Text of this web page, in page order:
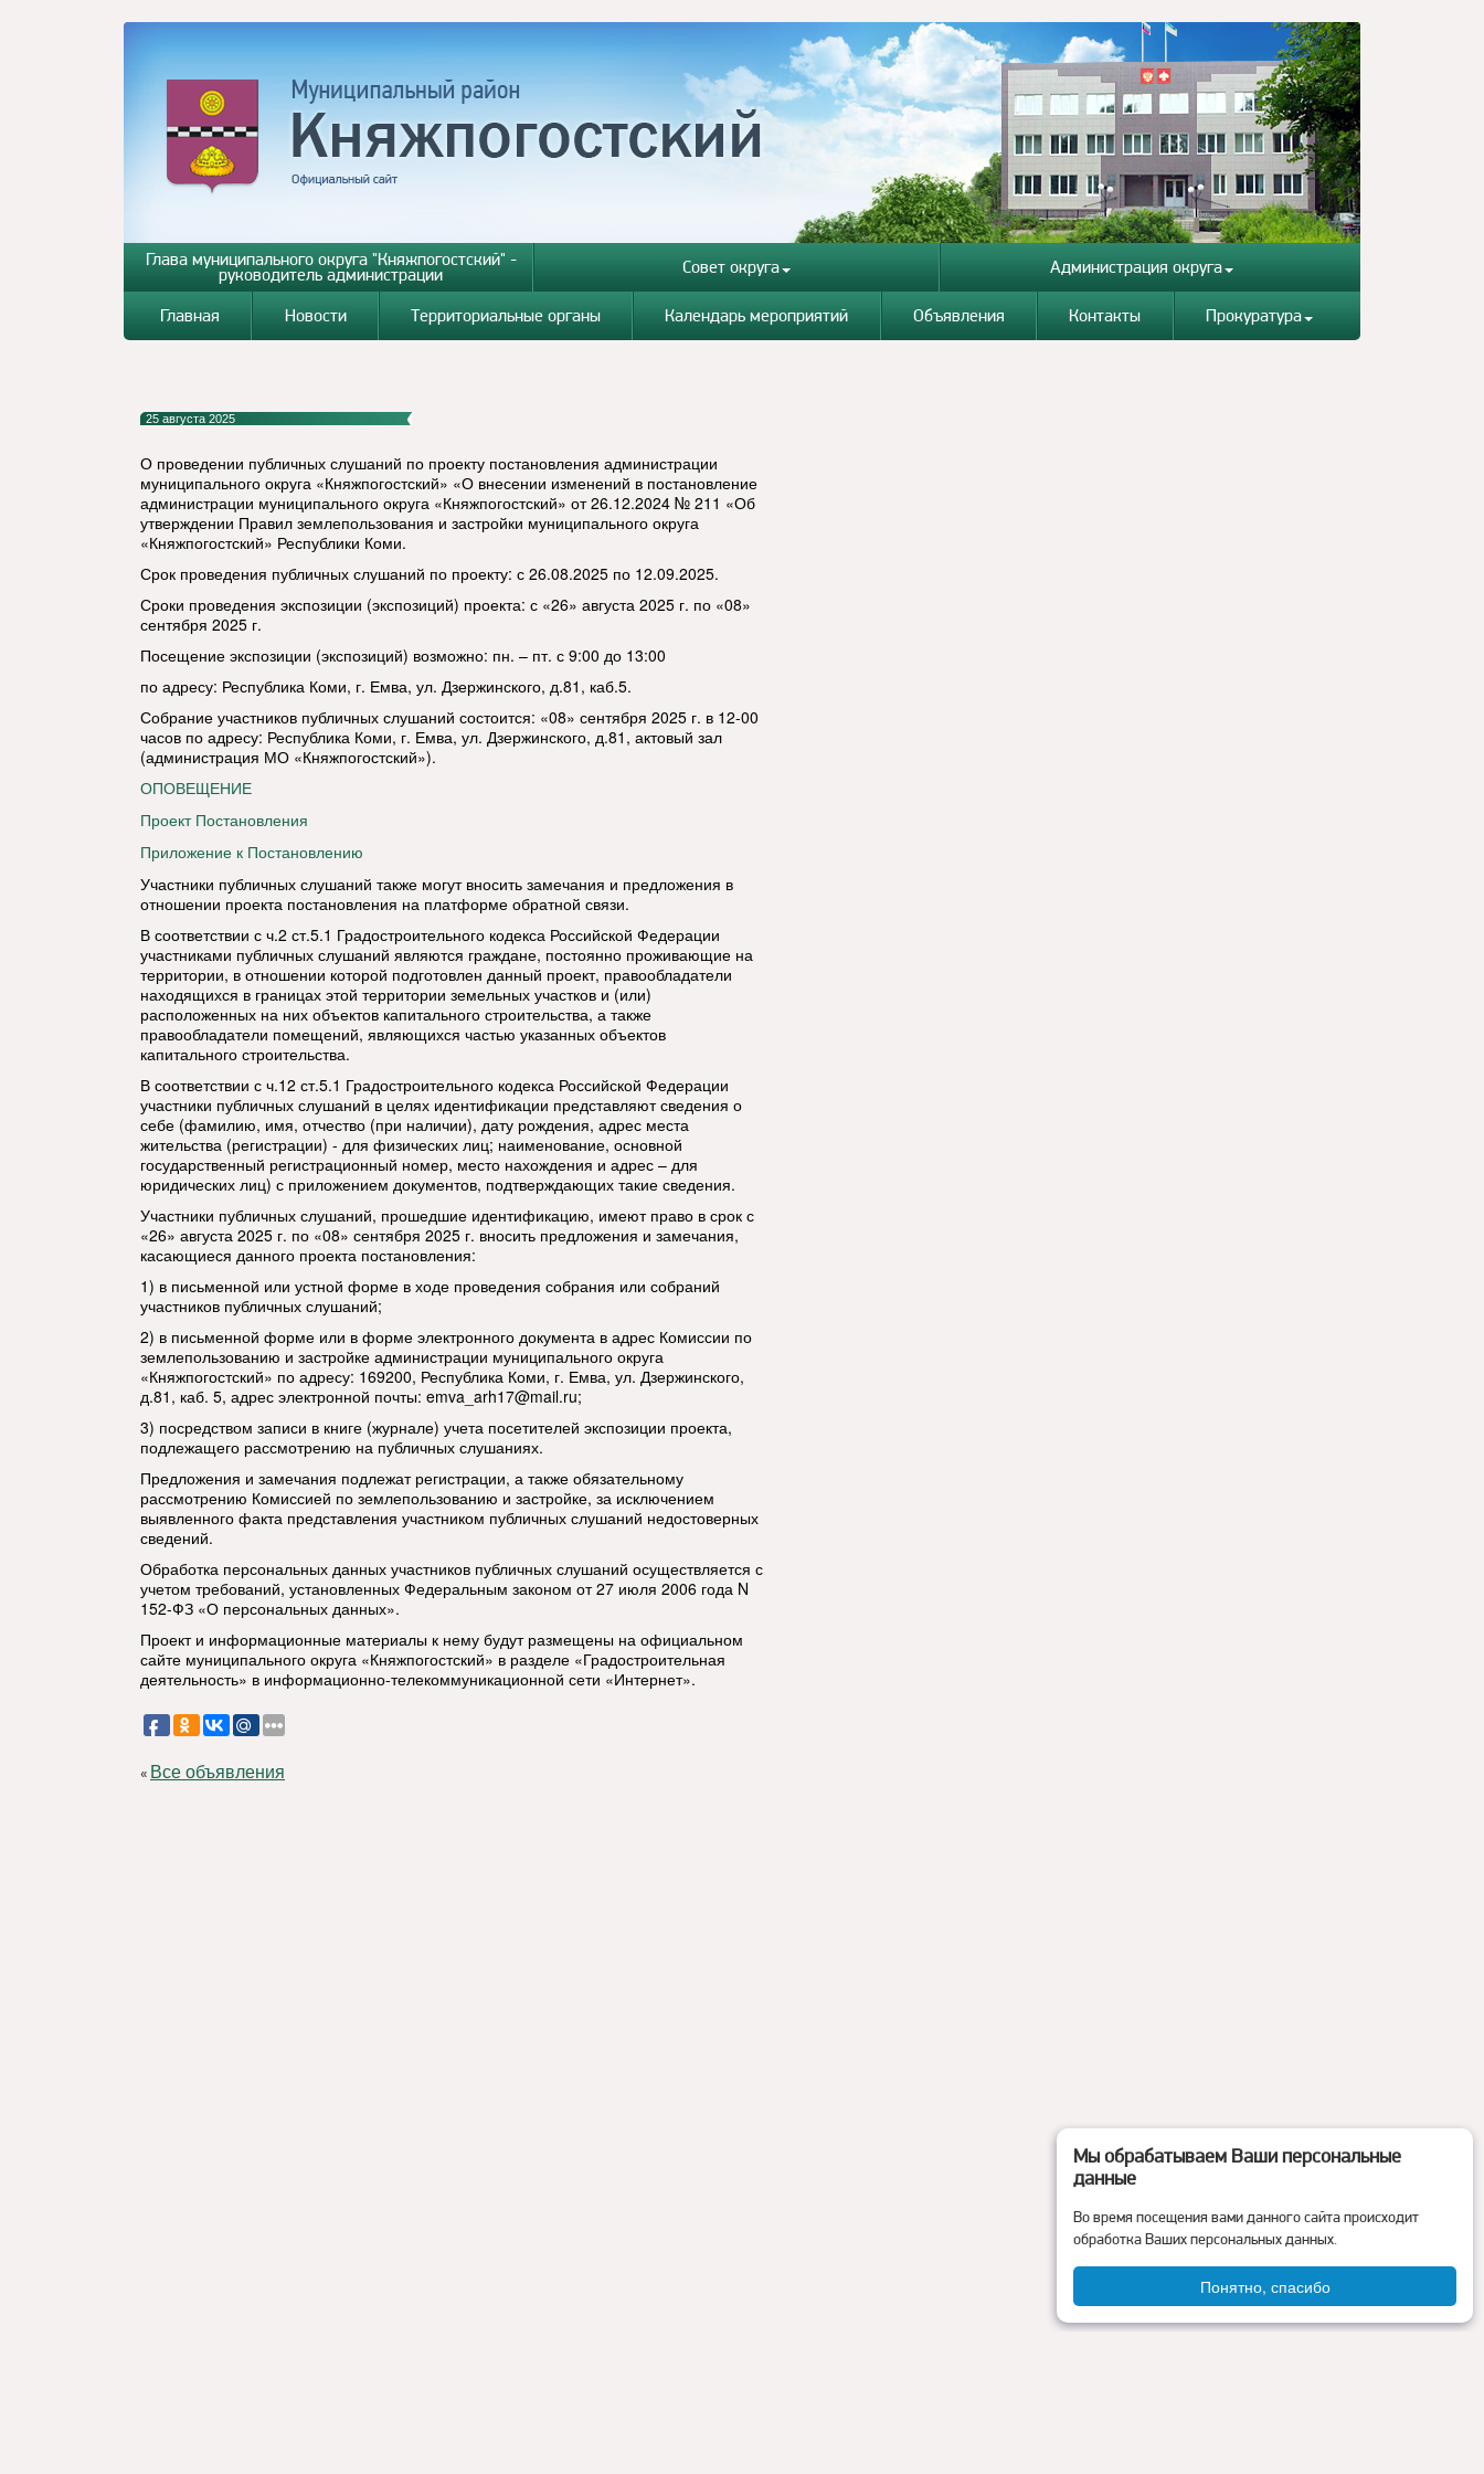
Глава муниципального округа "Княжпогостский" -
руководитель администрации Совет округа Администрация округа
Главная Новости Территориальные органы Календарь мероприятий Объявления Контакты Прокуратура
25 августа 2025
О проведении публичных слушаний по проекту постановления администрации
муниципального округа «Княжпогостский» «О внесении изменений в постановление
администрации муниципального округа «Княжпогостский» от 26.12.2024 № 211 «Об
утверждении Правил землепользования и застройки муниципального округа
«Княжпогостский» Республики Коми.
Срок проведения публичных слушаний по проекту: с 26.08.2025 по 12.09.2025.
Сроки проведения экспозиции (экспозиций) проекта: с «26» августа 2025 г. по «08»
сентября 2025 г.
Посещение экспозиции (экспозиций) возможно: пн. – пт. с 9:00 до 13:00
по адресу: Республика Коми, г. Емва, ул. Дзержинского, д.81, каб.5.
Собрание участников публичных слушаний состоится: «08» сентября 2025 г. в 12-00
часов по адресу: Республика Коми, г. Емва, ул. Дзержинского, д.81, актовый зал
(администрация МО «Княжпогостский»).
ОПОВЕЩЕНИЕ
Проект Постановления
Приложение к Постановлению
Участники публичных слушаний также могут вносить замечания и предложения в
отношении проекта постановления на платформе обратной связи.
В соответствии с ч.2 ст.5.1 Градостроительного кодекса Российской Федерации
участниками публичных слушаний являются граждане, постоянно проживающие на
территории, в отношении которой подготовлен данный проект, правообладатели
находящихся в границах этой территории земельных участков и (или)
расположенных на них объектов капитального строительства, а также
правообладатели помещений, являющихся частью указанных объектов
капитального строительства.
В соответствии с ч.12 ст.5.1 Градостроительного кодекса Российской Федерации
участники публичных слушаний в целях идентификации представляют сведения о
себе (фамилию, имя, отчество (при наличии), дату рождения, адрес места
жительства (регистрации) - для физических лиц; наименование, основной
государственный регистрационный номер, место нахождения и адрес – для
юридических лиц) с приложением документов, подтверждающих такие сведения.
Участники публичных слушаний, прошедшие идентификацию, имеют право в срок с
«26» августа 2025 г. по «08» сентября 2025 г. вносить предложения и замечания,
касающиеся данного проекта постановления:
1) в письменной или устной форме в ходе проведения собрания или собраний
участников публичных слушаний;
2) в письменной форме или в форме электронного документа в адрес Комиссии по
землепользованию и застройке администрации муниципального округа
«Княжпогостский» по адресу: 169200, Республика Коми, г. Емва, ул. Дзержинского,
д.81, каб. 5, адрес электронной почты: emva_arh17@mail.ru;
3) посредством записи в книге (журнале) учета посетителей экспозиции проекта,
подлежащего рассмотрению на публичных слушаниях.
Предложения и замечания подлежат регистрации, а также обязательному
рассмотрению Комиссией по землепользованию и застройке, за исключением
выявленного факта представления участником публичных слушаний недостоверных
сведений.
Обработка персональных данных участников публичных слушаний осуществляется с
учетом требований, установленных Федеральным законом от 27 июля 2006 года N
152-ФЗ «О персональных данных».
Проект и информационные материалы к нему будут размещены на официальном
сайте муниципального округа «Княжпогостский» в разделе «Градостроительная
деятельность» в информационно-телекоммуникационной сети «Интернет».
« Все объявления
Мы обрабатываем Ваши персональные
данные
Во время посещения вами данного сайта происходит
обработка Ваших персональных данных.
Понятно, спасибо